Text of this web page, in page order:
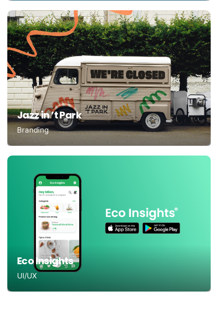
Jazz in ’t Park
Branding
Eco Insights
UI/UX